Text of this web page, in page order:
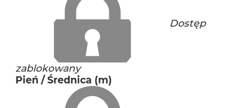
Dostęp
zablokowany
Pień / Średnica (m)